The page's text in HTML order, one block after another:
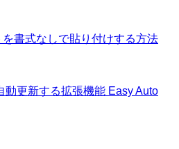
書式なしで貼り付けする方法
動更新する拡張機能 Easy Auto